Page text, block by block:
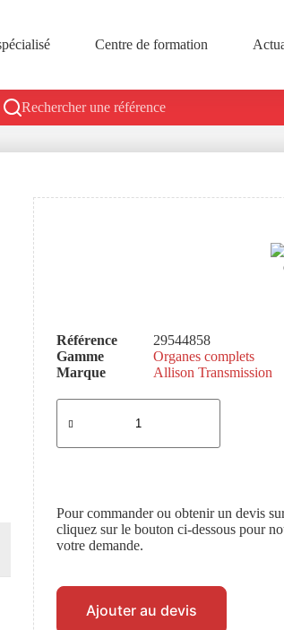
Centre de formation
Rechercher une référence
Référence
29544858
Gamme
Organes complets
Marque
Allison Transmission
Pour commander ou obtenir un devis
cliquez sur le bouton ci-dessous pour
votre demande.
Ajouter au devis